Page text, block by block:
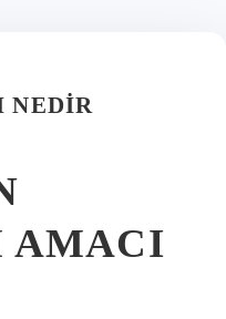
NEDIR
AMACI